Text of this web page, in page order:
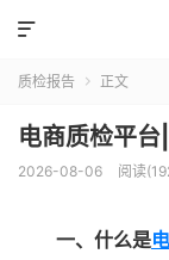

质检报告  正文
电商质检平台
2026-08-06 阅读
一、什么是